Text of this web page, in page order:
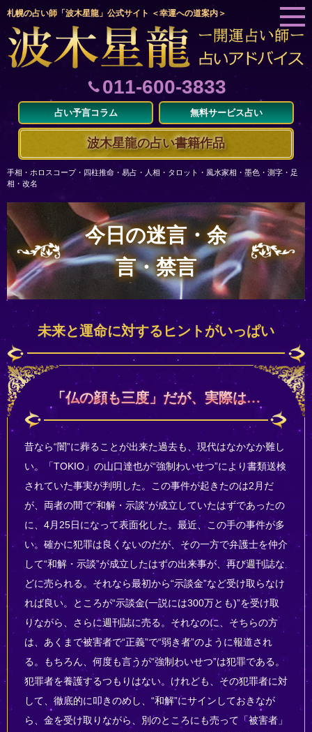
札幌の占い師「波木星龍」公式サイト ＜幸運への道案内＞
011-600-3833
占い予言コラム 無料サービス占い
波木星龍の占い書籍作品
手相・ホロスコープ・四柱推命・易占・人相・タロット・風水家相・墨色・測字・足
相・改名
今日の迷言・余
言・禁言
未来と運命に対するヒントがいっぱい
「仏の顔も三度」だが、実際は…
昔なら“闇”に葬ることが出来た過去も、現代はなかなか難し
い。「TOKIO」の山口達也が“強制わいせつ”により書類送検
されていた事実が判明した。この事件が起きたのは2月だ
が、両者の間で“和解・示談”が成立していたはずであったの
に、4月25日になって表面化した。最近、この手の事件が多
い。確かに犯罪は良くないのだが、その一方で弁護士を仲介
して“和解・示談”が成立したはずの出来事が、再び週刊誌な
どに売られる。それなら最初から“示談金”など受け取らなけ
れば良い。ところが“示談金(一説には300万とも)”を受け取
りながら、さらに週刊誌に売る。それなのに、そちらの方
は、あくまで被害者で“正義”で“弱き者”のように報道され
る。もちろん、何度も言うが“強制わいせつ”は犯罪である。
犯罪者を養護するつもりはない。けれども、その犯罪者に対
して、徹底的に叩きのめし、“和解”にサインしておきなが
ら、金を受け取りながら、別のところにも売って「被害者」